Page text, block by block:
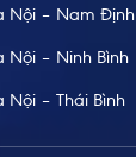
Nội – Nam Định
– Ninh Bình
– Thái Bình